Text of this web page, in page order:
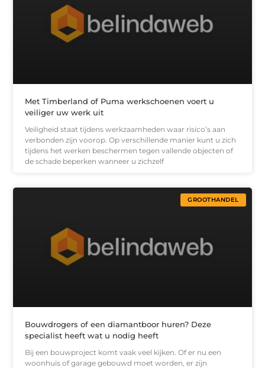
Met Timberland of Puma werkschoenen voert u
veiliger uw werk uit
Veiligheid staat tijdens werkzaamheden waar risico’s aan
verbonden zijn voorop. Op verschillende manier kunt u zich
tijdens het werken beschermen tegen vallende objecten of
de schade beperken wanneer u zichzelf
GROOTHANDEL
Bouwdrogers of een diamantboor huren? Deze
specialist heeft wat u nodig heeft
Bij een bouwproject komt vaak veel kijken. Of er nu een
woonhuis of garage gebouwd moet worden, er zijn